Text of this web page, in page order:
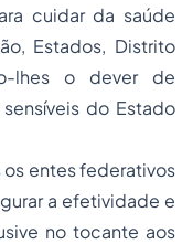
cuidar da saúde
Estados, Distrito
lhes o dever de
do Estado
entes federativos
a efetividade e
no tocante aos